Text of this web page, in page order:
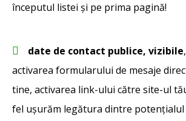
începutul listei și pe prima pagină!
date de contact publice, vizibile,
activarea formularului de mesaje
tine, activarea link-ului către site-ul
fel ușurăm legătura dintre potențialul